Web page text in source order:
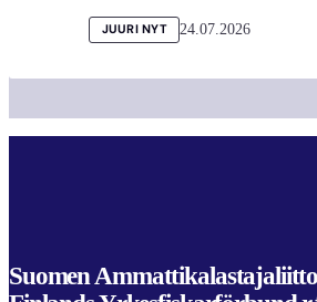
JUURI NYT 24.07.2026
Suomen